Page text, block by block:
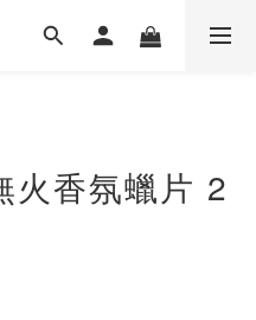
火香氛蠟片 2